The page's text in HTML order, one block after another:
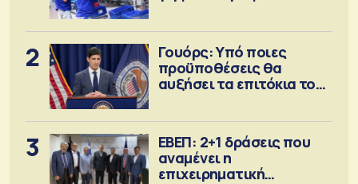
2
Γουόρς: Υπό ποιες
προϋποθέσεις θα
αυξήσει τα επιτόκια τον
3
ΕΒΕΠ: 2+1 δράσεις που
αναμένει η
επιχειρηματική